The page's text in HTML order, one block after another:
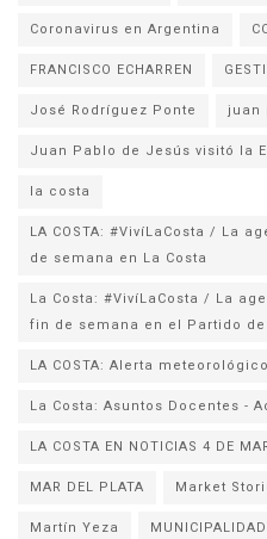
Coronavirus en Argentina
FRANCISCO ECHARREN
José Rodríguez Ponte
juan
la costa
LA COSTA: #VivíLaCosta / La
de semana en La Costa
La Costa: #VivíLaCosta / La
fin de semana en el Partido de
LA COSTA: Alerta
La Costa: Asuntos Docentes -
LA COSTA EN NOTICIAS 4 DE
MAR DEL PLATA
Market
Martín Yeza